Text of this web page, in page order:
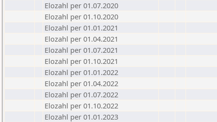
Elozahl per 01.07.2020
Elozahl per 01.10.2020
Elozahl per 01.01.2021
Elozahl per 01.04.2021
Elozahl per 01.07.2021
Elozahl per 01.10.2021
Elozahl per 01.01.2022
Elozahl per 01.04.2022
Elozahl per 01.07.2022
Elozahl per 01.10.2022
Elozahl per 01.01.2023